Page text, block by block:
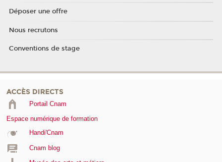
Déposer une offre
Nous recrutons
Conventions de stage
ACCÈS DIRECTS
Portail Cnam
Espace numérique de formation
Handi'Cnam
Cnam blog